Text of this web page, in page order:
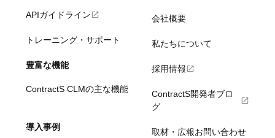
APIガイドライン
トレーニング・サポート
豊富な機能
ContractS CLMの主な機能
導入事例
会社概要
私たちについて
採用情報
ContractS開発者ブロ
グ
取材・広報お問い合わせ